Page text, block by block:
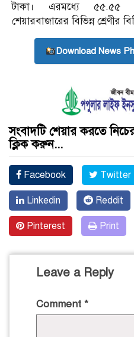
টাকা। এরমধ্যে ৫৫.৫৫
শেয়ারবাজারের বিভিন্ন শ্রেণীর
Download News
সংবাদটি শেয়ার করতে
ক্লিক করুন...
Facebook Twitter
Linkedin Reddit
Pinterest Print
Leave a Reply
Comment *